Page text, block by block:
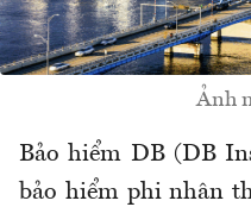
Ảnh
Bảo hiểm DB (DB
bảo hiểm phi nhân